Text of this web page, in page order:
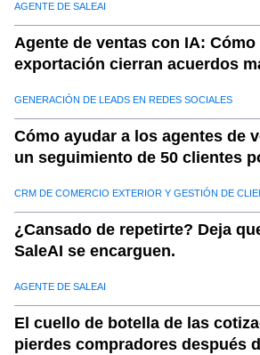
12. d. Obtenga una ventaja competitiva
13. e. Escala con confianza
14. Las mejores prácticas para el
15. a. Realizar una investigación de
16. b. Optimice sus campañas de
18. d. Colaborar con socios confiables
19. e. Monitorear y adaptar
20. industrias que se benefician de las
21. a. Consumer Electronics
22. b. Moda y ropa
AGENTE DE SALEAI
Agente de ventas con IA:
exportación cierran acuerdos
GENERACIÓN DE LEADS EN REDES SOCIALES
Cómo ayudar a los agentes de
un seguimiento de 50 clientes
CRM DE COMERCIO EXTERIOR Y GESTIÓN DE
¿Cansado de repetirte? Deja
SaleAI se encarguen.
AGENTE DE SALEAI
El cuello de botella de las
pierdes compradores después